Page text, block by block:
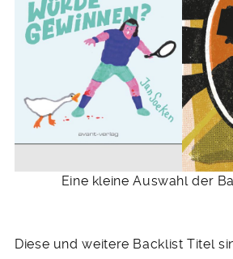
Eine kleine Auswahl der
Diese und weitere Backlist Titel